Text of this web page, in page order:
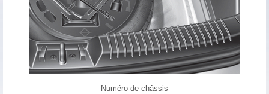
Numéro de châssis